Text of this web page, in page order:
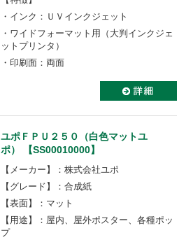
・インク：ＵＶインクジェット
・ワイドフォーマット用（大判インクジェ
ットプリンタ）
・印刷面：両面
ユポＦＰＵ２５０（白色マットユ
ポ） 【SS00010000】
【メーカー】：株式会社ユポ
【グレード】：合成紙
【表面】：マット
【用途】：屋内、屋外ポスター、各種ポッ
プ